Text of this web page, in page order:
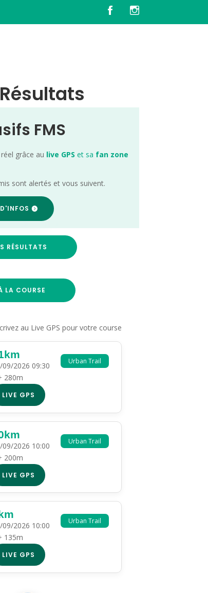
FMS
grâce au live GPS et sa fan zone
sont alertés et vous suivent.
RÉSULTATS
LA COURSE
au Live GPS pour votre course
Urban Trail
09/2026 09:30
280m
LIVE GPS
Urban Trail
09/2026 10:00
200m
LIVE GPS
Urban Trail
09/2026 10:00
135m
LIVE GPS